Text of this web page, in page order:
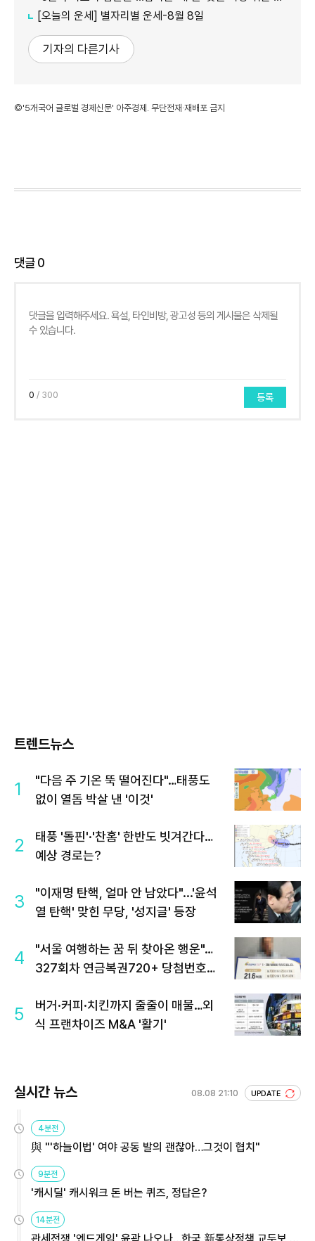
[오늘의 운세] 별자리별 운세-8월 8일
기자의 다른기사
©'5개국어 글로벌 경제신문' 아주경제. 무단전재·재배포 금지
댓글0
0 / 300 등록
트렌드뉴스
1
"다음 주 기온 뚝 떨어진다"…태풍도
없이 열돔 박살 낸 '이것'
2
태풍 '돌핀'·'찬홈' 한반도 빗겨간다…
예상 경로는?
3
"이재명 탄핵, 얼마 안 남았다"...'윤석
열 탄핵' 맞힌 무당, '성지글' 등장
4
"서울 여행하는 꿈 뒤 찾아온 행운"…
327회차 연금복권720+ 당첨번호조
5
버거·커피·치킨까지 줄줄이 매물…외
식 프랜차이즈 M&A '활기'
실시간 뉴스 08.08 21:10 UPDATE
4분전
與 "'하늘이법' 여야 공동 발의 괜찮아…그것이 협치"
9분전
'캐시딜' 캐시워크 돈 버는 퀴즈, 정답은?
14분전